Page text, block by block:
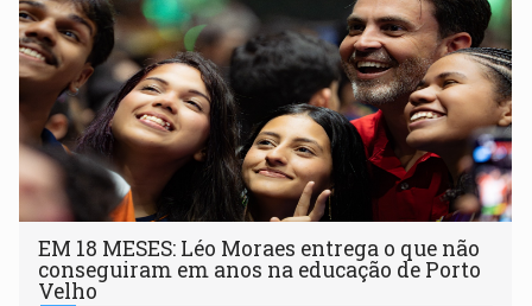
EM 18 MESES: Léo Moraes entrega o que não
conseguiram em anos na educação de Porto
Velho